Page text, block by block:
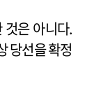
것은 아니다.
당선을 확정